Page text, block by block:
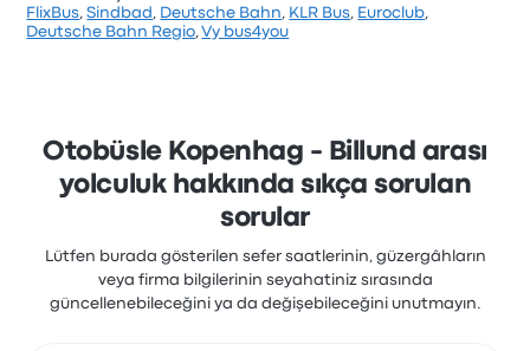
FlixBus,Sindbad , Deutsche Bahn, KLR Bus, Euroclub,
Deutsche Bahn Regio,Vy bus4you
Otobüsle Kopenhag - Billund arası
yolculuk hakkında sıkça sorulan
sorular
Lütfen burada gösterilen sefer saatlerinin, güzergâhların
veya firma bilgilerinin seyahatiniz sırasında
güncellenebileceğini ya da değişebileceğini unutmayın.